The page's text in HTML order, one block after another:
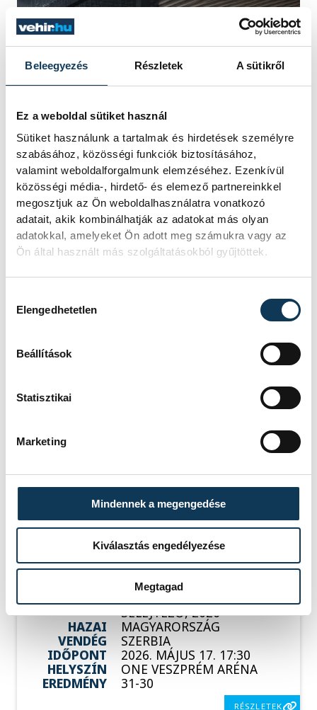
Beleegyezés Részletek A sütikről
Ez a weboldal sütiket használ
Sütiket használunk a tartalmak és hirdetések személyre
szabásához, közösségi funkciók biztosításához,
valamint weboldalforgalmunk elemzéséhez. Ezenkívül
közösségi média-, hirdető- és elemező partnereinkkel
megosztjuk az Ön weboldalhasználatra vonatkozó
adatait, akik kombinálhatják az adatokat más olyan
adatokkal, amelyeket Ön adott meg számukra vagy az
Ön által használt más szolgáltatásokból gyűjtöttek.
Elengedhetetlen
Beállítások
Statisztikai
Marketing
Mindennek a megengedése
Kiválasztás engedélyezése
Megtagad
sport kézilabda
ország-világ
Párizs 2024
Események
SOROZAT FÉRFI KÉZILABDA VB-
SELEJTEZŐ, 2026
HAZAI
MAGYARORSZÁG
VENDÉG
SZERBIA
IDŐPONT
2026. MÁJUS 17. 17:30
HELYSZÍN
ONE VESZPRÉM ARÉNA
EREDMÉNY
31-30
RÉSZLETEK